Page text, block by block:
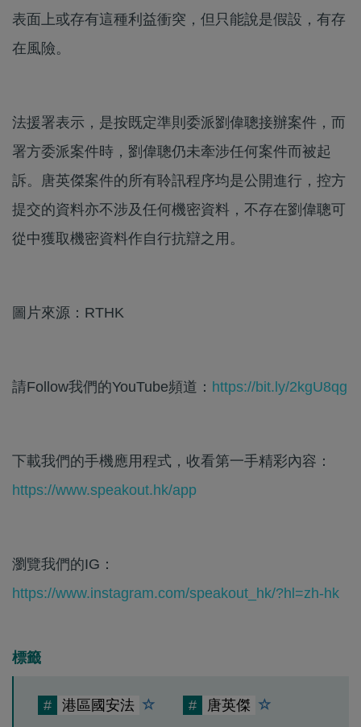
表面上或存有這種利益衝突，但只能說是假設，有存
在風險。
法援署表示，是按既定準則委派劉偉聰接辦案件，而
署方委派案件時，劉偉聰仍未牽涉任何案件而被起
訴。唐英傑案件的所有聆訊程序均是公開進行，控方
提交的資料亦不涉及任何機密資料，不存在劉偉聰可
從中獲取機密資料作自行抗辯之用。
圖片來源：RTHK
請Follow我們的YouTube頻道： https://bit.ly/2kgU8qg
下載我們的手機應用程式，收看第一手精彩內容：
https://www.speakout.hk/app
瀏覽我們的IG：
https://www.instagram.com/speakout_hk/?hl=zh-hk
標籤
# 港區國安法 # 唐英傑